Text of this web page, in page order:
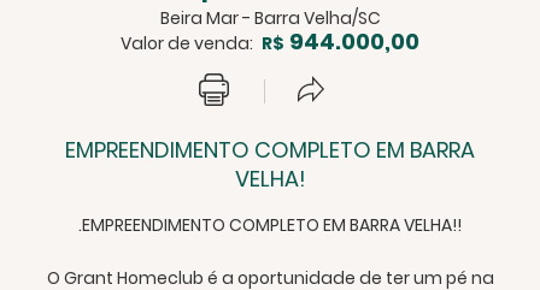
Beira Mar - Barra Velha/SC
Valor de venda: R$ 944.000,00
EMPREENDIMENTO COMPLETO EM BARRA
VELHA!
.EMPREENDIMENTO COMPLETO EM BARRA VELHA!!
O Grant Homeclub é a oportunidade de ter um pé na